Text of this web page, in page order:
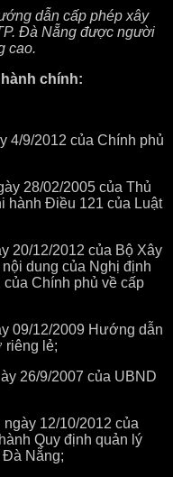
dẫn cấp phép xây
Đà Nẵng được người
cao.
chính:
4/9/2012 của Chính phủ
28/02/2005 của Thủ
hành Điều 121 của Luật
20/12/2012 của Bộ Xây
dung của Nghị định
Chính phủ về cấp
09/12/2009 Hướng dẫn
riêng lẻ;
26/9/2007 của UBND
12/10/2012 của
Quy định quản lý
Đà Nẵng;